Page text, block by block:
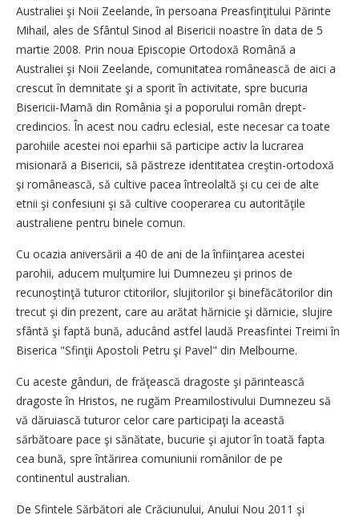
Australiei şi Noii Zeelande, în persoana Preasfinţitului Părinte
Mihail, ales de Sfântul Sinod al Bisericii noastre în data de 5
martie 2008. Prin noua Episcopie Ortodoxă Română a
Australiei şi Noii Zeelande, comunitatea românească de aici a
crescut în demnitate şi a sporit în activitate, spre bucuria
Bisericii-Mamă din România şi a poporului român drept-
credincios. În acest nou cadru eclesial, este necesar ca toate
parohiile acestei noi eparhii să participe activ la lucrarea
misionară a Bisericii, să păstreze identitatea creştin-ortodoxă
şi românească, să cultive pacea întreolaltă şi cu cei de alte
etnii şi confesiuni şi să cultive cooperarea cu autorităţile
australiene pentru binele comun.
Cu ocazia aniversării a 40 de ani de la înfiinţarea acestei
parohii, aducem mulţumire lui Dumnezeu şi prinos de
recunoştinţă tuturor ctitorilor, slujitorilor şi binefăcătorilor din
trecut şi din prezent, care au arătat hărnicie şi dărnicie, slujire
sfântă şi faptă bună, aducând astfel laudă Preasfintei Treimi în
Biserica "Sfinţii Apostoli Petru şi Pavel" din Melbourne.
Cu aceste gânduri, de frăţească dragoste şi părintească
dragoste în Hristos, ne rugăm Preamilostivului Dumnezeu să
vă dăruiască tuturor celor care participaţi la această
sărbătoare pace şi sănătate, bucurie şi ajutor în toată fapta
cea bună, spre întărirea comuniunii românilor de pe
continentul australian.
De Sfintele Sărbători ale Crăciunului, Anului Nou 2011 şi